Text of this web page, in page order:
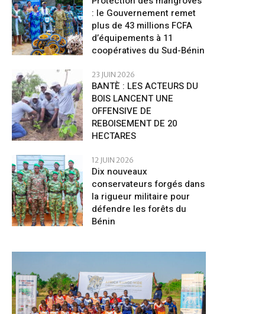
: le Gouvernement remet
plus de 43 millions FCFA
d’équipements à 11
coopératives du Sud-Bénin
23 JUIN 2026
BANTÈ : LES ACTEURS DU
BOIS LANCENT UNE
OFFENSIVE DE
REBOISEMENT DE 20
HECTARES
12 JUIN 2026
Dix nouveaux
conservateurs forgés dans
la rigueur militaire pour
défendre les forêts du
Bénin